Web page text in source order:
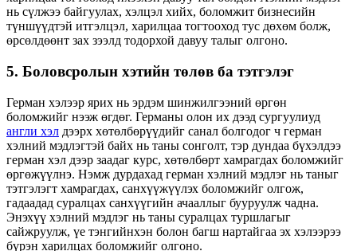
нь сүлжээ байгуулах, хэлцэл хийх, боломжит бизнесийн
түншүүдтэй итгэлцэл, харилцаа тогтооход тус дөхөм болж,
өрсөлдөөнт зах зээлд тодорхой давуу талыг олгоно.
5. Боловсролын хэтийн төлөв ба тэтгэлэг
Герман хэлээр ярих нь эрдэм шинжилгээний өргөн
боломжийг нээж өгдөг. Германы олон их дээд сургуулиуд
англи хэл дээрх хөтөлбөрүүдийг санал болгодог ч герман
хэлний мэдлэгтэй байх нь таны сонголт, тэр дундаа бүхэлдээ
герман хэл дээр заадаг курс, хөтөлбөрт хамрагдах боломжийг
өргөжүүлнэ. Нэмж дурдахад герман хэлний мэдлэг нь таныг
тэтгэлэгт хамрагдах, санхүүжүүлэх боломжийг олгож,
гадаадад суралцах санхүүгийн ачааллыг бууруулж чадна.
Энэхүү хэлний мэдлэг нь таны суралцах туршлагыг
сайжруулж, үе тэнгийнхэн болон багш нартайгаа эх хэлээрээ
бүрэн харилцах боломжийг олгоно.